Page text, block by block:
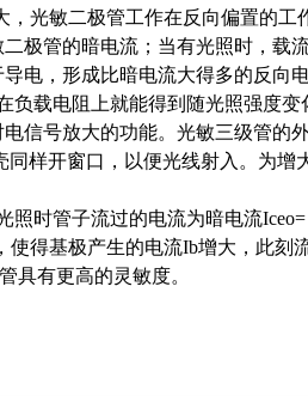
光敏二极管工作在反向偏置的
极管的暗电流；当有光照时，载
电，形成比暗电流大得多的反向
负载电阻上就能得到随光照强度
信号放大的功能。光敏三级管的
样开窗口，以便光线射入。为
照时管子流过的电流为暗电流
得基极产生的电流Ib增大，此刻
具有更高的灵敏度。